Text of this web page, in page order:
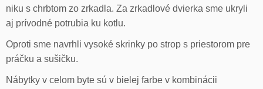
niku s chrbtom zo zrkadla. Za zrkadlové dvierka sme ukryli
aj prívodné potrubia ku kotlu.
Oproti sme navrhli vysoké skrinky po strop s priestorom pre
práčku a sušičku.
Nábytky v celom byte sú v bielej farbe v kombinácii